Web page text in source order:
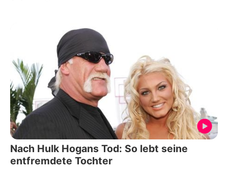
Nach Hulk Hogans Tod: So lebt seine
entfremdete Tochter